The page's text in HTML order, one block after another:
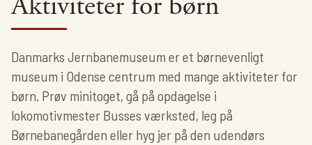
Danmarks Jernbanemuseum er et børnevenligt
museum i Odense centrum med mange aktiviteter for
børn. Prøv minitoget, gå på opdagelse i
lokomotivmester Busses værksted, leg på
Børnebanegården eller hyg jer på den udendørs